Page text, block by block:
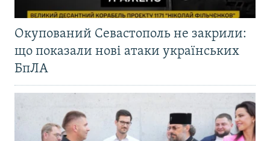
Окупований Севастополь не закрили:
що показали нові атаки українських
БпЛА